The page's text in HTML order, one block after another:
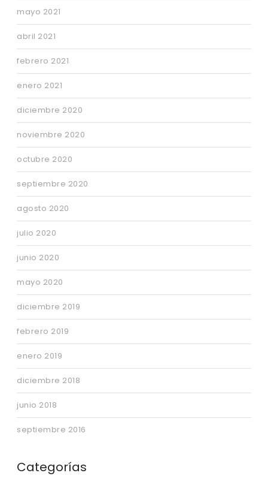
mayo 2021
abril 2021
febrero 2021
enero 2021
diciembre 2020
noviembre 2020
octubre 2020
septiembre 2020
agosto 2020
julio 2020
junio 2020
mayo 2020
diciembre 2019
febrero 2019
enero 2019
diciembre 2018
junio 2018
septiembre 2016
Categorías